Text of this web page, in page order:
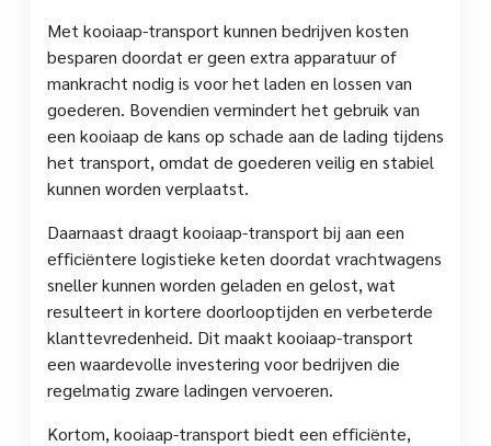
Met kooiaap-transport kunnen bedrijven kosten
besparen doordat er geen extra apparatuur of
mankracht nodig is voor het laden en lossen van
goederen. Bovendien vermindert het gebruik van
een kooiaap de kans op schade aan de lading tijdens
het transport, omdat de goederen veilig en stabiel
kunnen worden verplaatst.
Daarnaast draagt kooiaap-transport bij aan een
efficiëntere logistieke keten doordat vrachtwagens
sneller kunnen worden geladen en gelost, wat
resulteert in kortere doorlooptijden en verbeterde
klanttevredenheid. Dit maakt kooiaap-transport
een waardevolle investering voor bedrijven die
regelmatig zware ladingen vervoeren.
Kortom, kooiaap-transport biedt een efficiënte,